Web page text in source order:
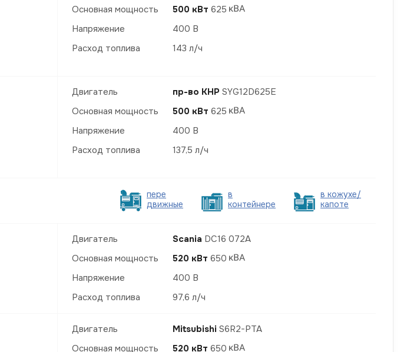
Основная мощность
500 кВт 625
Напряжение
400 В
Расход топлива
143 л/ч
Двигатель пр-во КНР SYG12D625E
Основная мощность
500 кВт 625
Напряжение
400 В
Расход топлива
137,5 л/ч
пере
движные
в
контейнере
в кожухе/
капоте
Двигатель Scania DC16 072A
Основная мощность
520 кВт 650
Напряжение
400 В
Расход топлива
97,6 л/ч
Двигатель Mitsubishi S6R2-PTA
Основная мощность
520 кВт 650